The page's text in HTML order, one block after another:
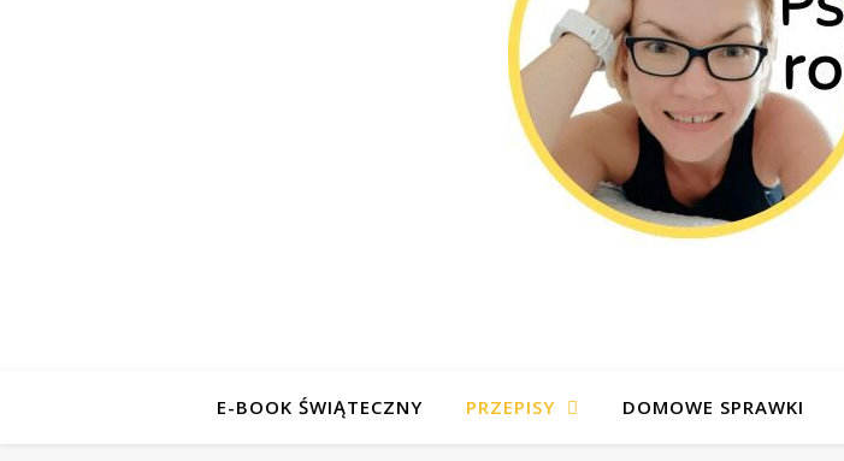
E-BOOK ŚWIĄTECZNY PRZEPISY DOMOWE SPRAWKI